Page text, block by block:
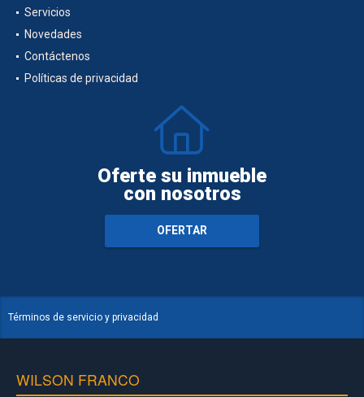
Servicios
Novedades
Contáctenos
Políticas de privacidad
Oferte su inmueble
con nosotros
OFERTAR
Términos de servicio y privacidad
WILSON FRANCO